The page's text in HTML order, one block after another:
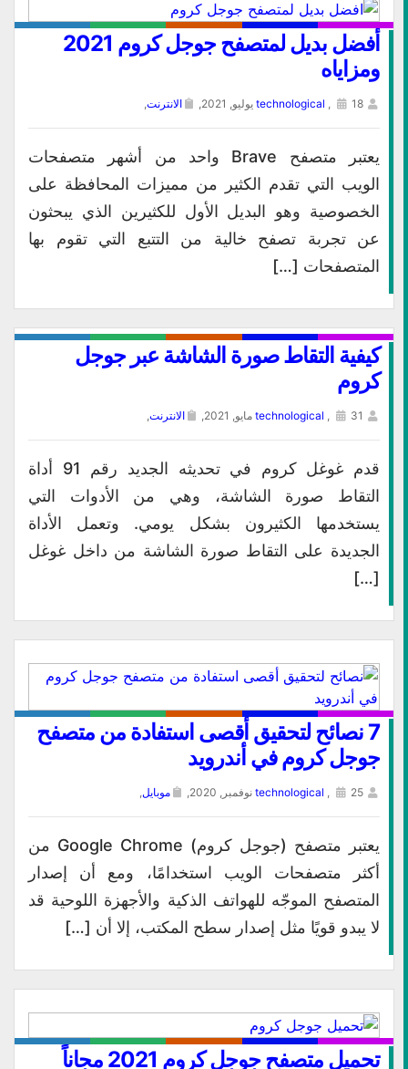
أفضل بديل لمتصفح جوجل كروم 2021
ومزاياه
technological , 18 يوليو, 2021, الانترنت,
يعتبر متصفح Brave واحد من أشهر متصفحات
الويب التي تقدم الكثير من مميزات المحافظة على
الخصوصية وهو البديل الأول للكثيرين الذي يبحثون
عن تجربة تصفح خالية من التتبع التي تقوم بها
المتصفحات […]
كيفية التقاط صورة الشاشة عبر جوجل
كروم
technological , 31 مايو, 2021, الانترنت,
قدم غوغل كروم في تحديثه الجديد رقم 91 أداة
التقاط صورة الشاشة، وهي من الأدوات التي
يستخدمها الكثيرون بشكل يومي. وتعمل الأداة
الجديدة على التقاط صورة الشاشة من داخل غوغل
[…]
7 نصائح لتحقيق أقصى استفادة من متصفح
جوجل كروم في أندرويد
technological , 25 نوفمبر, 2020, موبايل,
يعتبر متصفح (جوجل كروم) Google Chrome من
أكثر متصفحات الويب استخدامًا، ومع أن إصدار
المتصفح الموجّه للهواتف الذكية والأجهزة اللوحية قد
لا يبدو قويًا مثل إصدار سطح المكتب، إلا أن […]
تحميل متصفح جوجل كروم 2021 مجاناً